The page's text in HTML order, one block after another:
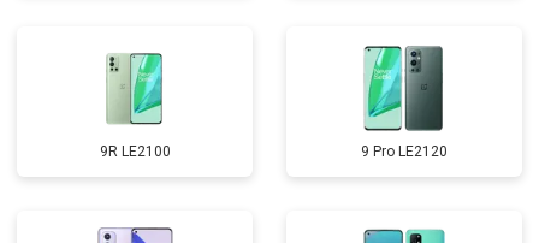
9R LE2100 9 Pro LE2120